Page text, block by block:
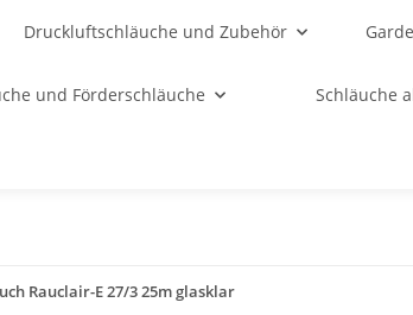
Druckluftschläuche und Zubehör
und Förderschläuche Schläuche
Rauclair-E 27/3 25m glasklar